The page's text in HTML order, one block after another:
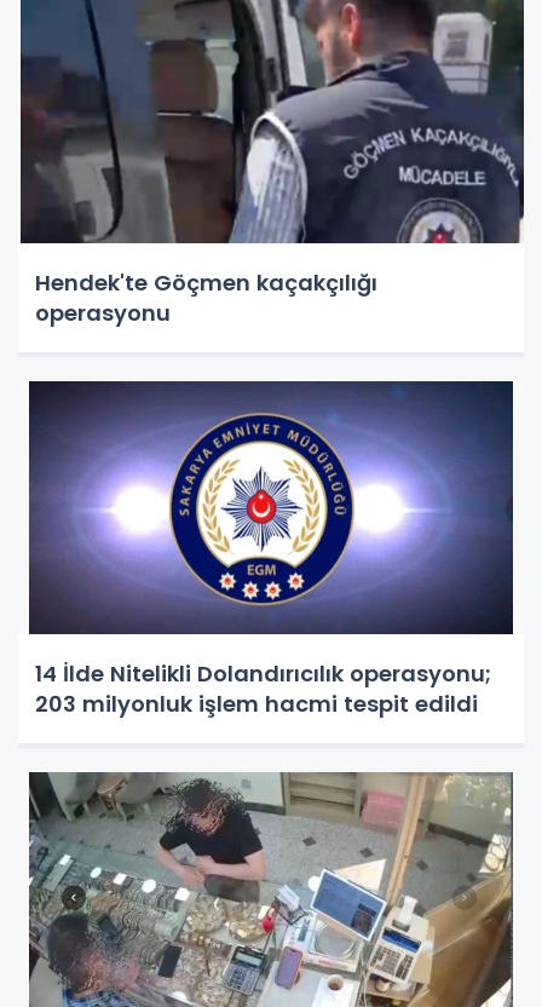
Hendek'te Göçmen kaçakçılığı
operasyonu
14 İlde Nitelikli Dolandırıcılık operasyonu;
203 milyonluk işlem hacmi tespit edildi